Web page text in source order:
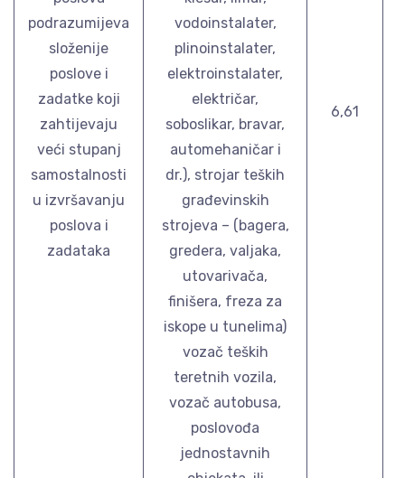
podrazumijeva
složenije
poslove i
zadatke koji
zahtijevaju
veći stupanj
samostalnosti
u izvršavanju
poslova i
zadataka
vodoinstalater,
plinoinstalater,
elektroinstalater,
električar,
soboslikar, bravar,
automehaničar i
dr.), strojar teških
građevinskih
strojeva – (bagera,
gredera, valjaka,
utovarivača,
finišera, freza za
iskope u tunelima)
vozač teških
teretnih vozila,
vozač autobusa,
poslovođa
jednostavnih
6,61